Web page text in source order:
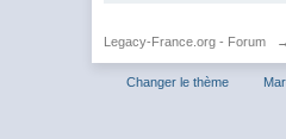
Legacy-France.org - Forum →
Changer le thème